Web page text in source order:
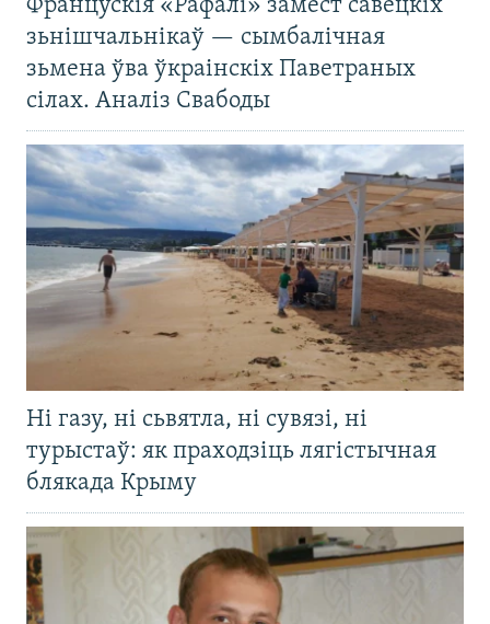
Францускія «Рафалі» замест савецкіх
зьнішчальнікаў — сымбалічная
зьмена ўва ўкраінскіх Паветраных
сілах. Аналіз Свабоды
Ні газу, ні сьвятла, ні сувязі, ні
турыстаў: як праходзіць лягістычная
блякада Крыму